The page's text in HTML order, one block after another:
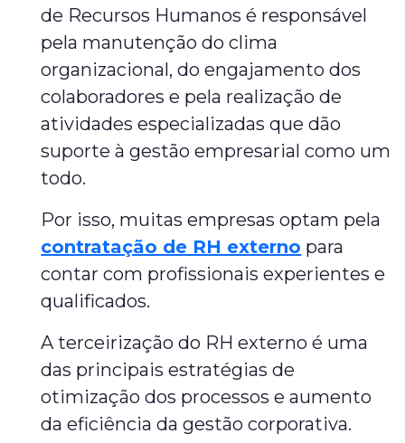
de Recursos Humanos é responsável
pela manutenção do clima
organizacional, do engajamento dos
colaboradores e pela realização de
atividades especializadas que dão
suporte à gestão empresarial como um
todo.
Por isso, muitas empresas optam pela
contratação de RH externo para
contar com profissionais experientes e
qualificados.
A terceirização do RH externo é uma
das principais estratégias de
otimização dos processos e aumento
da eficiência da gestão corporativa.